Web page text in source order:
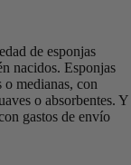
de esponjas
nacidos. Esponjas
medianas, con
o absorbentes. Y
gastos de envío